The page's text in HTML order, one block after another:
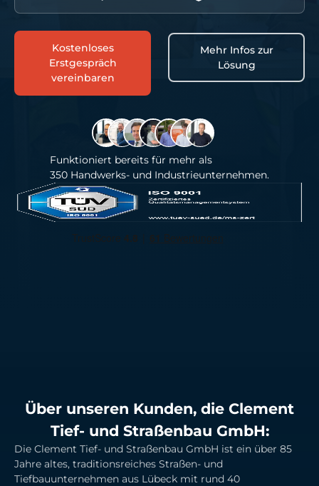
Kostenloses
Erstgespräch
vereinbaren
Mehr Infos zur
Lösung
Funktioniert bereits für mehr als
350 Handwerks- und Industrieunternehmen.
Über unseren Kunden, die Clement
Tief- und Straßenbau GmbH:
Die Clement Tief- und Straßenbau GmbH ist ein über 85
Jahre altes, traditionsreiches Straßen- und
Tiefbauunternehmen aus Lübeck mit rund 40